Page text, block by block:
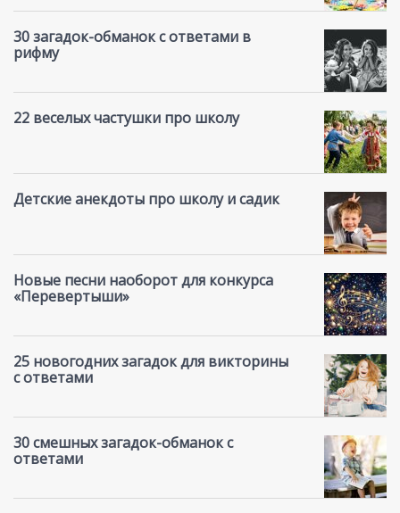
30 загадок-обманок с ответами в
рифму
22 веселых частушки про школу
Детские анекдоты про школу и садик
Новые песни наоборот для конкурса
«Перевертыши»
25 новогодних загадок для викторины
с ответами
30 смешных загадок-обманок с
ответами